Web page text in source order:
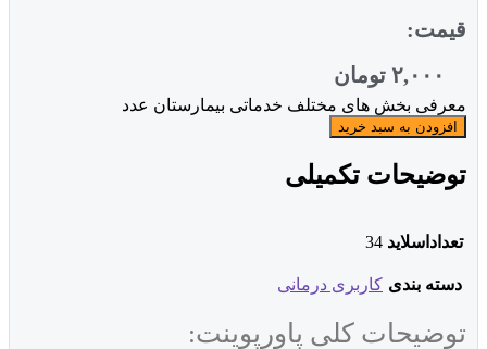
۲,۰۰۰ تومان
بخش های مختلف خدماتی بیمارستان عدد
به سبد خرید
تکمیلی
34
بندی کاربری درمانی
کلی پاورپوینت: